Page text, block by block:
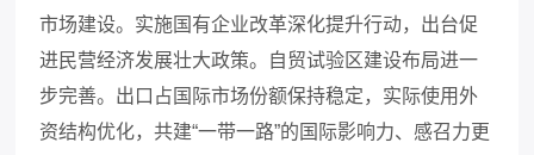
市场建设。实施国有企业改革深化提升行动，出台促
进民营经济发展壮大政策。自贸试验区建设布局进一
步完善。出口占国际市场份额保持稳定，实际使用外
资结构优化，共建“一带一路”的国际影响力、感召力更